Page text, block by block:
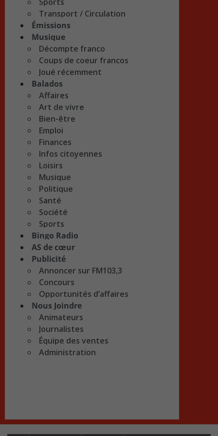
Transport / Circulation
Émissions
Musique
Décompte franco
Coups de coeur francos
Joué récemment
Balados
Affaires
Art de vivre
Bien-être
Emploi
Finances
Infos citoyennes
Loisirs
Musique
Politique
Santé
Société
Sports
Bingo Radio
AS de cœur
Publicité
Annoncer sur FM103,3
Concours
Opportunités d’affaires
Nous Joindre
Animateurs
Journalistes
Équipe des ventes
Administration